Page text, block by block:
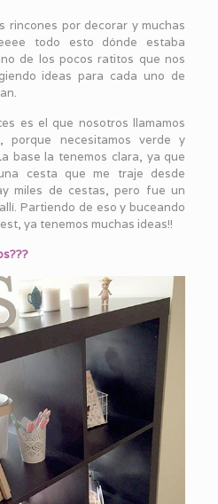
rincones por decorar y muchas
todo esto dónde estaba
de los pocos ratitos que nos
ideas para cada uno de
es el que nosotros llamamos
porque necesitamos verde y
base la tenemos clara, ya que
cesta que me traje desde
miles de cestas, pero fue un
Partiendo de eso y buceando
ya tenemos muchas ideas!!